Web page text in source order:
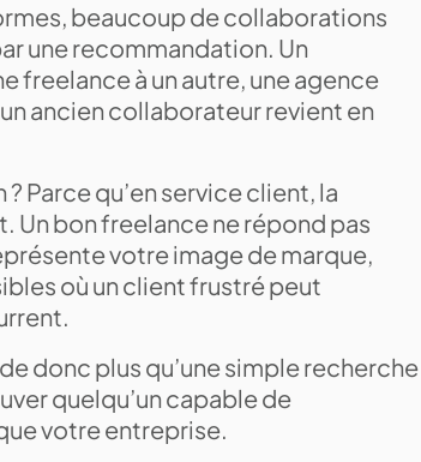
beaucoup de collaborations
une recommandation. Un
freelance à un autre, une agence
ancien collaborateur revient en
Parce qu’en service client, la
bon freelance ne répond pas
votre image de marque,
où un client frustré peut
donc plus qu’une simple recherche
quelqu’un capable de
votre entreprise.